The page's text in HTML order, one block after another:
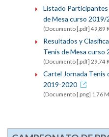
Listado
de Mesa curso 2019/
(Documento [.pdf] 49,89
Resultados y
Tenis de Mesa curso
(Documento [.pdf] 29,74
Cartel Jornada Tenis
2019-2020
(Documento [.png] 1,76